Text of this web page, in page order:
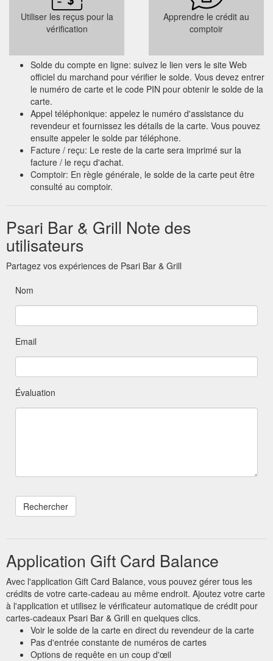
Utiliser les reçus pour la
vérification
Apprendre le crédit au
comptoir
Solde du compte en ligne: suivez le lien vers le site Web
officiel du marchand pour vérifier le solde. Vous devez entrer
le numéro de carte et le code PIN pour obtenir le solde de la
carte.
Appel téléphonique: appelez le numéro d'assistance du
revendeur et fournissez les détails de la carte. Vous pouvez
ensuite appeler le solde par téléphone.
Facture / reçu: Le reste de la carte sera imprimé sur la
facture / le reçu d'achat.
Comptoir: En règle générale, le solde de la carte peut être
consulté au comptoir.
Psari Bar & Grill Note des
utilisateurs
Partagez vos expériences de Psari Bar & Grill
Nom
Email
Évaluation
Application Gift Card Balance
Avec l'application Gift Card Balance, vous pouvez gérer tous les
crédits de votre carte-cadeau au même endroit. Ajoutez votre carte
à l'application et utilisez le vérificateur automatique de crédit pour
cartes-cadeaux Psari Bar & Grill en quelques clics.
Voir le solde de la carte en direct du revendeur de la carte
Pas d'entrée constante de numéros de cartes
Options de requête en un coup d'œil